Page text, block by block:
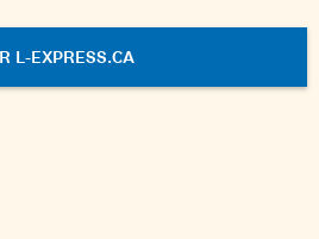
L-EXPRESS.CA